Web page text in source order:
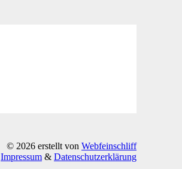
© 2026 erstellt von Webfeinschliff
Impressum& Datenschutzerklärung